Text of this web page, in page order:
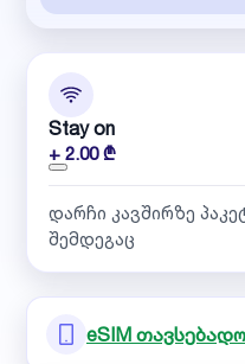
Stay on
+ 2.00 ₾
დარჩი კავშირზე
შემდეგაც
eSIM